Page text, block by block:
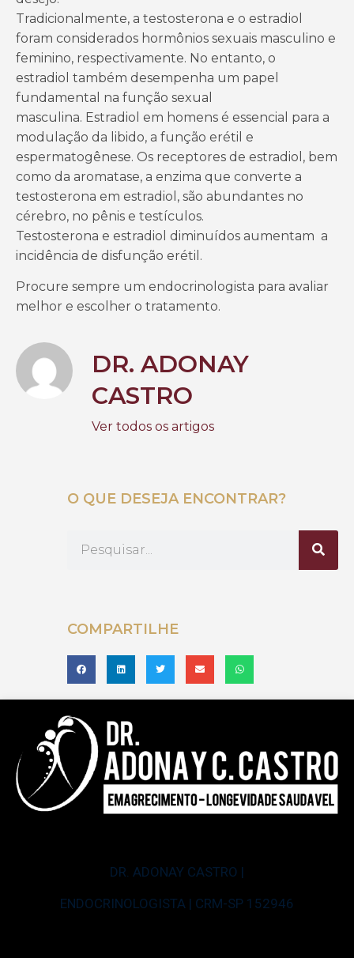
Tradicionalmente, a testosterona e o estradiol
foram considerados hormônios sexuais masculino e
feminino, respectivamente. No entanto, o
estradiol também desempenha um papel
fundamental na função sexual
masculina. Estradiol em homens é essencial para a
modulação da libido, a função erétil e
espermatogênese. Os receptores de estradiol, bem
como da aromatase, a enzima que converte a
testosterona em estradiol, são abundantes no
cérebro, no pênis e testículos.
Testosterona e estradiol diminuídos aumentam a
incidência de disfunção erétil.
Procure sempre um endocrinologista para avaliar
melhor e escolher o tratamento.
DR. ADONAY
CASTRO
Ver todos os artigos
O QUE DESEJA ENCONTRAR?
COMPARTILHE
DR. ADONAY CASTRO |
ENDOCRINOLOGISTA | CRM-SP 152946